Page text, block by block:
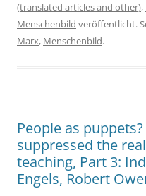
(translated articles and other),
Menschenbild veröffentlicht.
Marx, Menschenbild.
People as
suppressed the
teaching, Part 3:
Engels, Robert